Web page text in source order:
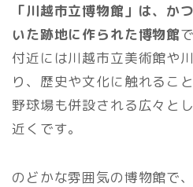
「川越市立博物館」は、か
いた跡地に作られた博物館
付近には川越市立美術館や
り、歴史や文化に触れるこ
野球場も併設される広々と
近くです。
のどかな雰囲気の博物館で